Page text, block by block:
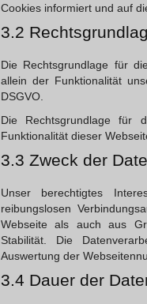
Cookies informiert und auf
3.2
Die Rechtsgrundlage für
allein der Funktionalität
DSGVO.
Die Rechtsgrundlage für
Funktionalität dieser
3.3 Zweck der
Unser berechtigtes
reibungslosen
Webseite als auch aus
Stabilität. Die
Auswertung der
3.4 Dauer der